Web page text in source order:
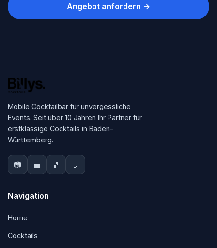
Angebot anfordern →
Mobile Cocktailbar für unvergessliche
Events. Seit über 10 Jahren Ihr Partner für
erstklassige Cocktails in Baden-
Württemberg.
📷 💼 🎵 💬
Navigation
Home
Cocktails